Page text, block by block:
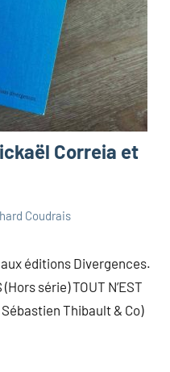
Correia et
Coudrais
éditions Divergences.
série) TOUT N’EST
Thibault & Co)